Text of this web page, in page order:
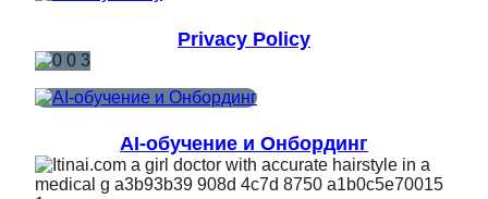
Privacy Policy
AI-обучение и Онбординг